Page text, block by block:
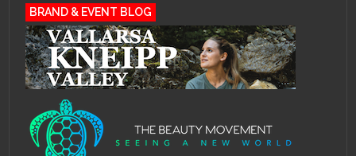
BRAND & EVENT BLOG